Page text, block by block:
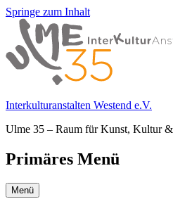
Springe zum Inhalt
Interkulturanstalten Westend e.V.
Ulme 35 – Raum für Kunst, Kultur
Primäres Menü
Menü